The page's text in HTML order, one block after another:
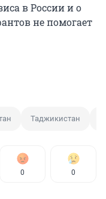
в России и о
не помогает
Таджикистан
0 0